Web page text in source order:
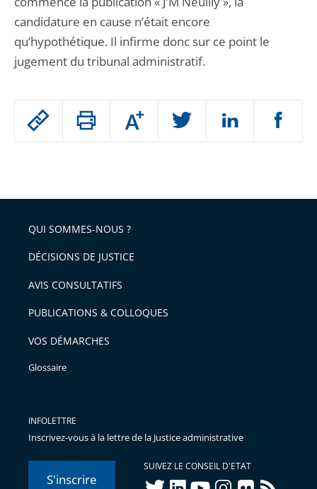
Passer
arriver
après
Augmenter
ou
l'article
pour
avant
candidature en cause n’était encore
qu’hypothétique. Il infirme donc sur ce point le
jugement du tribunal administratif.
QUI SOMMES-NOUS ?
DÉCISIONS DE JUSTICE
AVIS CONSULTATIFS
PUBLICATIONS & COLLOQUES
VOS DÉMARCHES
Glossaire
INFOLETTRE
Inscrivez-vous à la lettre de la Justice administrative
S'inscrire
SUIVEZ LE CONSEIL D'ETAT
twitterlinkedInyoutubeinstagram
flickr rss